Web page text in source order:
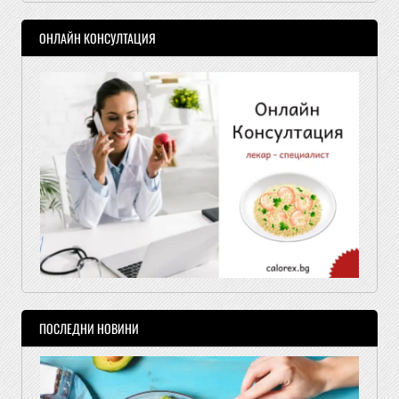
ОНЛАЙН КОНСУЛТАЦИЯ
ПОСЛЕДНИ НОВИНИ